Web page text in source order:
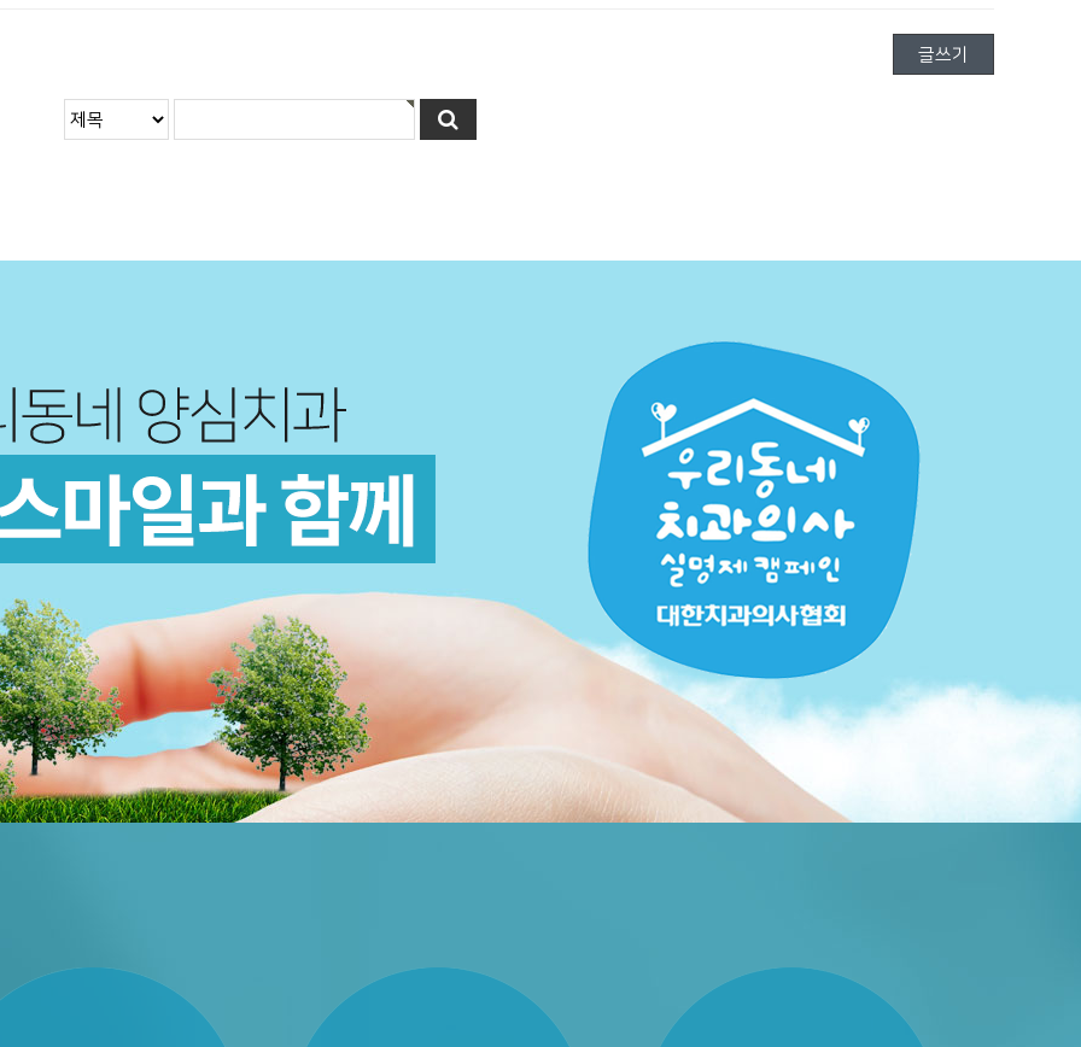
글쓰기